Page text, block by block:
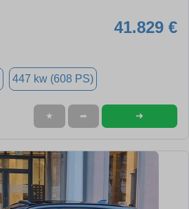
41.829 €
447 kw (608 PS)
★ ➦ ➜